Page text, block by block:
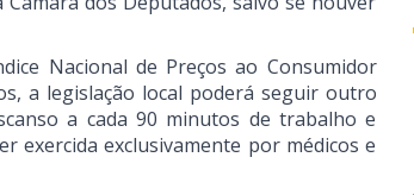
Nacional de Preços ao Consumidor
a legislação local poderá seguir outro
a cada 90 minutos de trabalho e
exercida exclusivamente por médicos e